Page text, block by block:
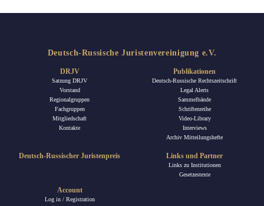
Deutsch-Russische Juristenvereinigung e.V.
DRJV
Satzung DRJV
Vorstand
Regionalgruppen
Fachgruppen
Mitgliedschaft
Kontakte
Publikationen
Deutsch-Russische Rechtszeitschrift
Legal Alerts
Sammelbände
Schriftenreihe
Video-Library
Interviews
Archiv Mitteilungshefte
Deutsch-Russischer Juristenpreis
Account
Log in / Registration
Links und Partner
Links zu Institutionen
Gesetzestexte